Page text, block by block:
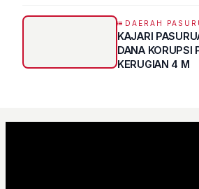
DAERAH
KAJARI
DANA KORUPSI
KERUGIAN 4 M